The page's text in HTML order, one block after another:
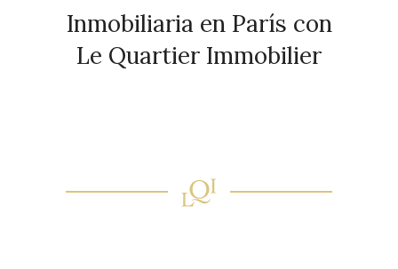
Inmobiliaria en París con
Le Quartier Immobilier